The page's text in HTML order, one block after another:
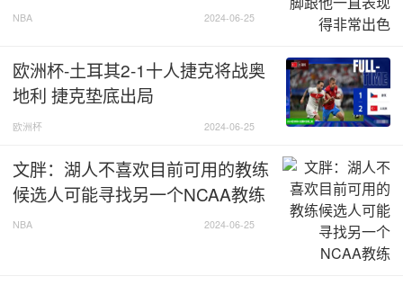
NBA 2024-06-25
欧洲杯-土耳其2-1十人捷克将战奥
地利 捷克垫底出局
欧洲杯 2024-06-25
文胖：湖人不喜欢目前可用的教练
候选人可能寻找另一个NCAA教练
NBA 2024-06-25